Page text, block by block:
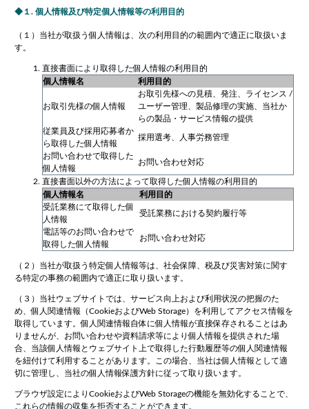
１. 個人情報及び特定個人情報等の利用目的
（１）当社が取扱う個人情報は、次の利用目的の範囲内で適正に取扱いま
す。
直接書面により取得した個人情報の利用目的
個人情報名
利用目的
お取引先様の個人情報
お取引先様への見積、発注、ライセンス /
ユーザー管理、製品修理の実施、当社か
らの製品・サービス情報の提供
従業員及び採用応募者か
ら取得した個人情報
採用選考、人事労務管理
お問い合わせで取得した
個人情報
お問い合わせ対応
直接書面以外の方法によって取得した個人情報の利用目的
個人情報名
利用目的
受託業務にて取得した個
人情報
受託業務における契約履行等
電話等のお問い合わせで
取得した個人情報
お問い合わせ対応
（２）当社が取扱う特定個人情報等は、社会保障、税及び災害対策に関す
る特定の事務の範囲内で適正に取り扱います。
（３）当社ウェブサイトでは、サービス向上および利用状況の把握のた
め、個人関連情報（CookieおよびWeb Storage）を利用してアクセス情報を
取得しています。個人関連情報自体に個人情報が直接保存されることはあ
りませんが、お問い合わせや資料請求等により個人情報を提供された場
合、当該個人情報とウェブサイト上で取得した行動履歴等の個人関連情報
を紐付けて利用することがあります。この場合、当社は個人情報として適
切に管理し、当社の個人情報保護方針に従って取り扱います。
ブラウザ設定によりCookieおよびWeb Storageの機能を無効化することで、
これらの情報の収集を拒否することができます。